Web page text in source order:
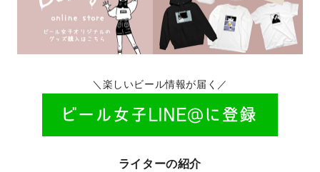
＼楽しいビール情報が届く／
ライターの紹介